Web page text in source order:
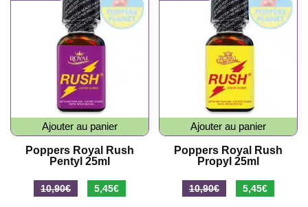
10,90€. 5,45€.
10,90€. 5,45€.
Ajouter au panier
Poppers Royal Rush
Pentyl 25ml
10,90€
Le5,45€
Ajouter au panier
Poppers Royal Rush
Propyl 25ml
10,90€
Le5,45€